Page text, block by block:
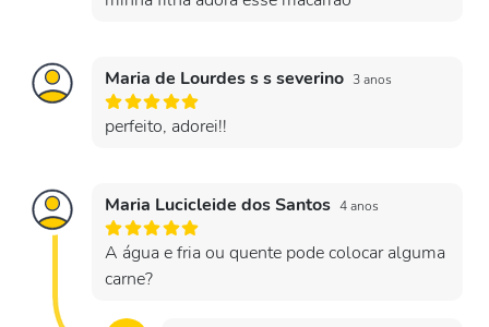
Maria de Lourdes s s severino 3 anos
perfeito, adorei!!
Maria Lucicleide dos Santos 4 anos
A água e fria ou quente pode colocar alguma
carne?